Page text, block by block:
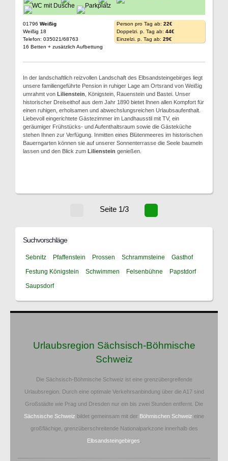
01796 Weißig
Weißig 18
Telefon: 035021/68763
16 Betten + zusätzlich Aufbettung
Person pro Tag ab: 22€
Doppelzi. p. Tag ab: 44€
Einzelzi. p. Tag ab: 29€
In der landschaftlich reizvollen Landschaft des Elbsandsteingebirges liegt
unsere familiengeführte Pension in ruhiger Lage am Ortsrand von Weißig
umrahmt von Lilienstein , Königstein, Rauenstein und Bastei. Unser
historischer Dreiseithof aus dem Jahr 1890 bietet Ihnen allen Kompfort für
einen ruhigen, erholsamen und abwechslungsreichen Urlaubsaufenthalt.
Liebevoll eingerichtete Gästezimmer im Landhausstil mit TV, ein
geräumiger Frühstücks- und Aufenthaltsraum sowie die Gästeküche
stehen Ihnen zur Verfügung. Inmitten eines Blütenmeeres im historischen
Bauerngarten können sie auf unserer Sonnenterrasse die Seele baumeln
lassen und den Blick zum Lilienstein genießen.
Seite 1/3
Suchvorschläge
Sebnitz Pfaffenstein Prossen Schrammsteine
Gasthof
Festung Königstein
Schwimmen Felsenbühne
Papstdorf
Saupsdorf
Urlaubsregion Sächsisch-Böhmische
Schweiz
Die Sächsisch-Böhmische Schweiz ist eine grenzübergreifende
Urlaubsregion. Durch eine optimale Verkehrsanbindung über die A17 sind
Großstädte wie Prag und Dresden nur ein bis zwei Stunden entfernt. Die
Sächsische Schweiz bildet gemeinsam mit der Böhmischen Schweiz eine
großflächige, grenzüberschreitende Nationalparkzone innerhalb des
Elbsandsteingebirges